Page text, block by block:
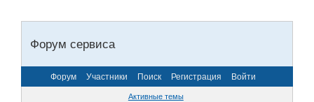
Форум сервиса
Форум Участники Поиск Регистрация Войти
Активные темы